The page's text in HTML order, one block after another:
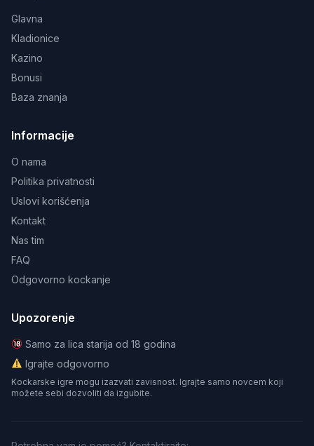
Glavna
Kladionice
Kazino
Bonusi
Baza znanja
Informacije
O nama
Politika privatnosti
Uslovi korišćenja
Kontakt
Nas tim
FAQ
Odgovorno kockanje
Upozorenje
Samo za lica starija od 18 godina
Igrajte odgovorno
Kockarske igre mogu izazvati zavisnost. Igrajte samo novcem koji
možete sebi dozvoliti da izgubite.